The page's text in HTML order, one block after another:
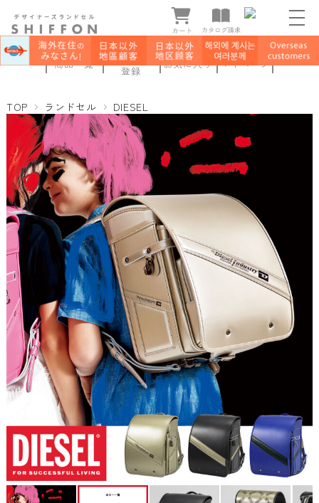
商品一覧
新規会員
登録
お気に入り マイページ
TOP ランドセル DIESEL